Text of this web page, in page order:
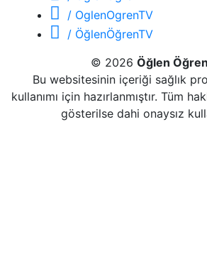
/ OglenOgrenTV
/ ÖğlenÖğrenTV
© 2026 Öğlen
Bu websitesinin içeriği sağlık
kullanımı için hazırlanmıştır. Tüm
gösterilse dahi onaysız